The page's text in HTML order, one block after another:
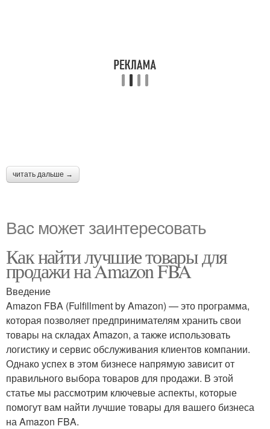
читать дальше →
Вас может заинтересовать
Как найти лучшие товары для
продажи на Amazon FBA
Введение
Amazon FBA (Fulfillment by Amazon) — это программа,
которая позволяет предпринимателям хранить свои
товары на складах Amazon, а также использовать
логистику и сервис обслуживания клиентов компании.
Однако успех в этом бизнесе напрямую зависит от
правильного выбора товаров для продажи. В этой
статье мы рассмотрим ключевые аспекты, которые
помогут вам найти лучшие товары для вашего бизнеса
на Amazon FBA.